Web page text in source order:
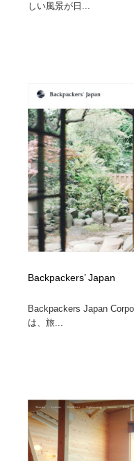
しい風景が日...
Backpackers’ Japan
Backpackers Japan
は、旅...